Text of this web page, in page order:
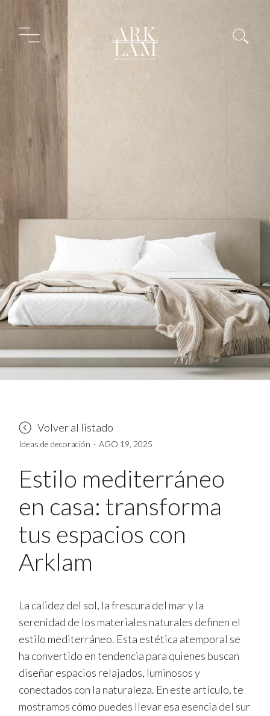
Volver al listado
Ideas de decoración · AGO 19, 2025
Estilo mediterráneo
en casa: transforma
tus espacios con
Arklam
La calidez del sol, la frescura del mar y la
serenidad de los materiales naturales definen el
estilo mediterráneo. Esta estética atemporal se
ha convertido en tendencia para quienes buscan
diseñar espacios relajados, luminosos y
conectados con la naturaleza. En este artículo, te
mostramos cómo puedes llevar esa esencia del sur